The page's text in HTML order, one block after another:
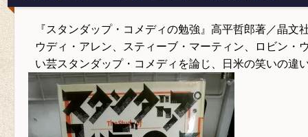
『スタンダップ・コメディの勉強』高平哲郎著／晶文
ウディ・アレン、スティーブ・マーティン、ロビン・
い芸スタンダップ・コメディを論じ、日米の笑いの違